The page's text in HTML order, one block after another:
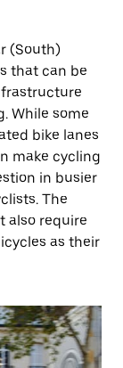
(South)
that can be
While some
bike lanes
make cycling
in busier
The
also require
as their